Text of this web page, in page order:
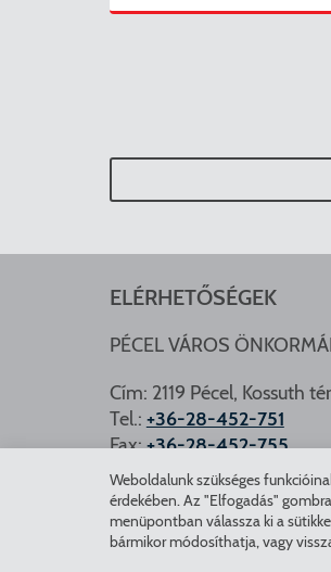
ELÉRHETŐSÉGEK
PÉCEL VÁROS
Cím: 2119 Pécel, Kossuth
Tel.: +36-28-452-751
Fax:+36-28-452-755
e-mail:
hivatal@pecel.hu
Weboldallal kapcsolatos
weboldal@pecel.hu
Weboldalunk szükséges
érdekében. Az "Elfogadás"
menüpontban válassza ki a
bármikor módosíthatja, vagy